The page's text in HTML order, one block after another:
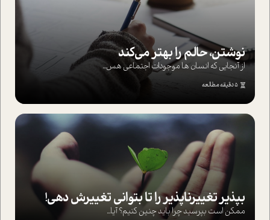
نوشتن، حالم را بهتر می‌کند
از آنجایی که انسان ها موجودات اجتماعی هس...
5 دقیقه مطالعه
بپذير تغييرناپذير را تا بتواني تغييرش دهي!‏
ممکن است بپرسيد چرا بايد چنين کنيم؟ آيا...